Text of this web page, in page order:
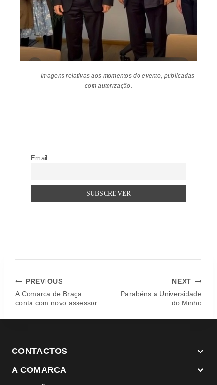
Imagens relativas aos momentos do evento, publicadas
com autorização.
Email
PREVIOUS
A Comarca de Braga
conta com novo assessor
NEXT
Parabéns à Universidade
do Minho
CONTACTOS
A COMARCA